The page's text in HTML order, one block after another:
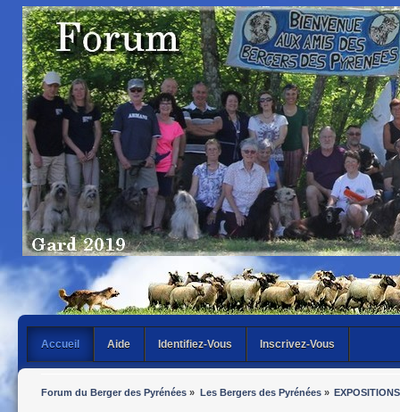
Accueil Aide Identifiez-Vous Inscrivez-Vous
Forum du Berger des Pyrénées » Les Bergers des Pyrénées» EXPOSITIONS